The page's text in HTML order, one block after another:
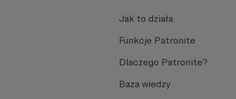
Jak to działa
Funkcje Patronite
Dlaczego Patronite?
Baza wiedzy